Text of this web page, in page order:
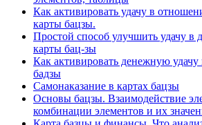
Как активировать удачу в
карты бацзы.
Простой способ улучшить удачу в
карты бац-зы
Как активировать денежную
бадзы
Самонаказание в картах бацзы
Основы бацзы. Взаимодействие
комбинации элементов и их